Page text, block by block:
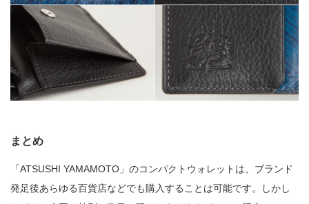
まとめ
「ATSUSHI YAMAMOTO」のコンパクトウォレットは、ブランド
発足後あらゆる百貨店などでも購入することは可能です。しかし